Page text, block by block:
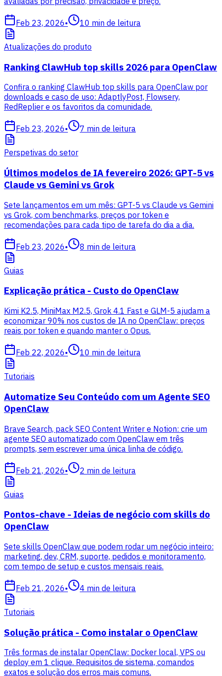
Feb 23, 2026• 10 min de leitura
Atualizações do produto
Ranking ClawHub top skills 2026 para OpenClaw
Confira o ranking ClawHub top skills para OpenClaw por
downloads e caso de uso: AdaptlyPost, Flowsery,
RedReplier e os favoritos da comunidade.
Feb 23, 2026• 7 min de leitura
Perspetivas do setor
Últimos modelos de IA fevereiro 2026: GPT-5 vs
Claude vs Gemini vs Grok
Sete lançamentos em um mês: GPT-5 vs Claude vs Gemini
vs Grok, com benchmarks, preços por token e
recomendações para cada tipo de tarefa do dia a dia.
Feb 23, 2026• 8 min de leitura
Guias
Explicação prática - Custo do OpenClaw
Kimi K2.5, MiniMax M2.5, Grok 4.1 Fast e GLM-5 ajudam a
economizar 90% nos custos de IA no OpenClaw: preços
reais por token e quando manter o Opus.
Feb 22, 2026• 10 min de leitura
Tutoriais
Automatize Seu Conteúdo com um Agente SEO
OpenClaw
Brave Search, pack SEO Content Writer e Notion: crie um
agente SEO automatizado com OpenClaw em três
prompts, sem escrever uma única linha de código.
Feb 21, 2026• 2 min de leitura
Guias
Pontos-chave - Ideias de negócio com skills do
OpenClaw
Sete skills OpenClaw que podem rodar um negócio inteiro:
marketing, dev, CRM, suporte, pedidos e monitoramento,
com tempo de setup e custos mensais reais.
Feb 21, 2026• 4 min de leitura
Tutoriais
Solução prática - Como instalar o OpenClaw
Três formas de instalar OpenClaw: Docker local, VPS ou
deploy em 1 clique. Requisitos de sistema, comandos
exatos e solução dos erros mais comuns.